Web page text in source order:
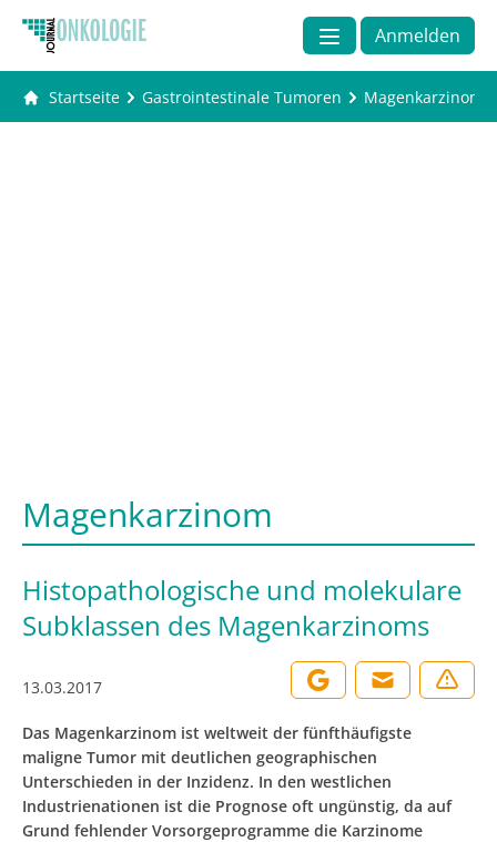
Anmelden
Startseite Gastrointestinale Tumoren Magenkarzinom
Magenkarzinom
Histopathologische und molekulare
Subklassen des Magenkarzinoms
13.03.2017
Das Magenkarzinom ist weltweit der fünfthäufigste
maligne Tumor mit deutlichen geographischen
Unterschieden in der Inzidenz. In den westlichen
Industrienationen ist die Prognose oft ungünstig, da auf
Grund fehlender Vorsorgeprogramme die Karzinome